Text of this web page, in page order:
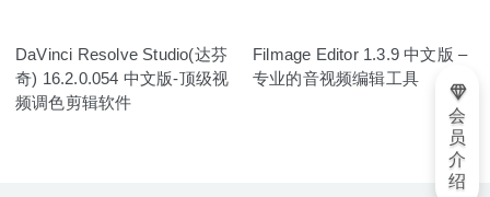
DaVinci Resolve Studio(达芬
奇) 16.2.0.054 中文版-顶级视
频调色剪辑软件
Filmage Editor 1.3.9 中文版 –
专业的音视频编辑工具
会
员
介
绍